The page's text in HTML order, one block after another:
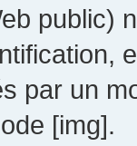
public)
par un
[img].